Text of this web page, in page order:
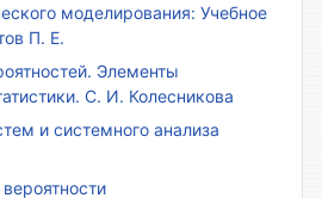
моделирования: Учебное
П. Е.
Элементы
С. И. Колесникова
и системного анализа